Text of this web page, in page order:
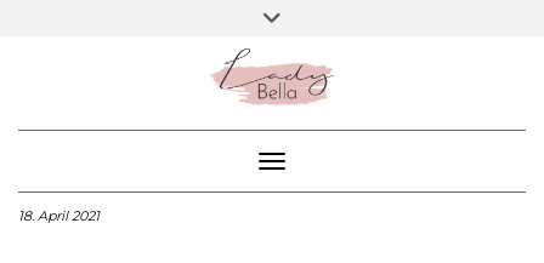
ARBEITE MIT MIR
BEA – DIY BLOGGER
Toggle
Toggle Navigation
18. April 2021